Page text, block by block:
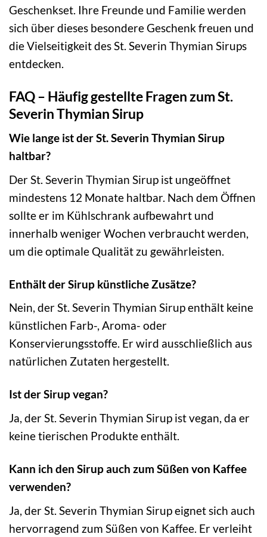
Geschenkset. Ihre Freunde und Familie werden
sich über dieses besondere Geschenk freuen und
die Vielseitigkeit des St. Severin Thymian Sirups
entdecken.
FAQ – Häufig gestellte Fragen zum St.
Severin Thymian Sirup
Wie lange ist der St. Severin Thymian Sirup
haltbar?
Der St. Severin Thymian Sirup ist ungeöffnet
mindestens 12 Monate haltbar. Nach dem Öffnen
sollte er im Kühlschrank aufbewahrt und
innerhalb weniger Wochen verbraucht werden,
um die optimale Qualität zu gewährleisten.
Enthält der Sirup künstliche Zusätze?
Nein, der St. Severin Thymian Sirup enthält keine
künstlichen Farb-, Aroma- oder
Konservierungsstoffe. Er wird ausschließlich aus
natürlichen Zutaten hergestellt.
Ist der Sirup vegan?
Ja, der St. Severin Thymian Sirup ist vegan, da er
keine tierischen Produkte enthält.
Kann ich den Sirup auch zum Süßen von Kaffee
verwenden?
Ja, der St. Severin Thymian Sirup eignet sich auch
hervorragend zum Süßen von Kaffee. Er verleiht